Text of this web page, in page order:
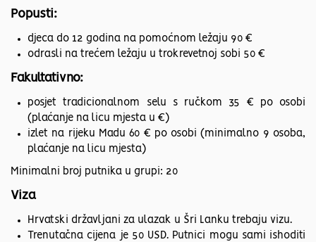
Popusti:
djeca do 12 godina na pomoćnom ležaju 90 €
odrasli na trećem ležaju u trokrevetnoj sobi 50 €
Fakultativno:
posjet tradicionalnom selu s ručkom 35 € po osobi
(plaćanje na licu mjesta u €)
izlet na rijeku Madu 60 € po osobi (minimalno 9 osoba,
plaćanje na licu mjesta)
Minimalni broj putnika u grupi: 20
Viza
Hrvatski državljani za ulazak u Šri Lanku trebaju vizu.
Trenutačna cijena je 50 USD. Putnici mogu sami ishoditi